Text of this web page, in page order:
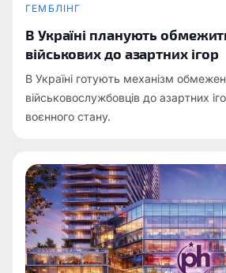
ГЕМБЛІНГ
В Україні планують
військових до азартних ігор
В Україні готують механізм
військовослужбовців до азартних
воєнного стану.